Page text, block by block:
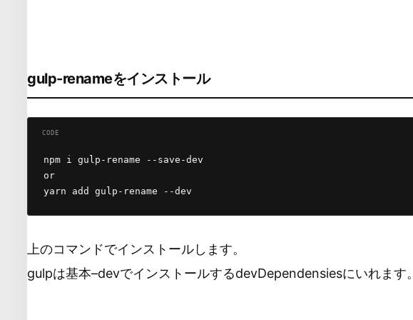
gulp-renameをインストール
npm i gulp-rename --save-dev
or
yarn add gulp-rename --dev
上のコマンドでインストールします。
gulpは基本–devでインストールするdevDependensiesにいれます。